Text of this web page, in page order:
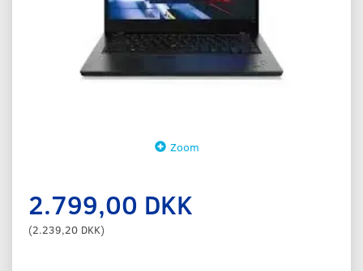
Zoom
2.799,00 DKK
(2.239,20 DKK)